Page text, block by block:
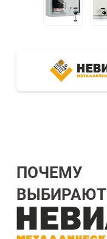
ПОЧЕМУ
ВЫБИРАЮТ